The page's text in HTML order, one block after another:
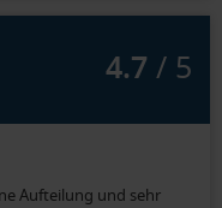
4.7 / 5
Aufteilung und sehr